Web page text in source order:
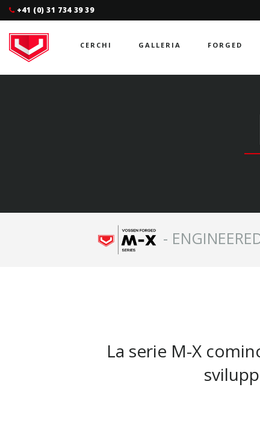
+41 (0) 31 734 39 39
CERCHI GALLERIA FORGED
-
La serie M-X